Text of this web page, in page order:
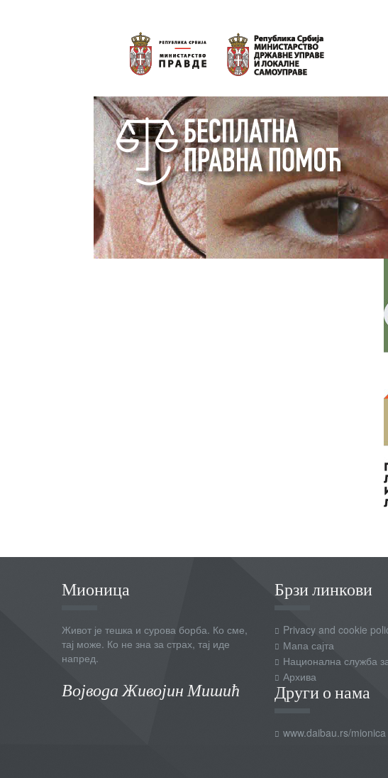
Мионица
Живот је тешка и сурова борба. Ко сме,
тај може. Ко не зна за страх, тај иде
напред.
Војвода Живојин Мишић
Брзи линкови
Privacy and cookie
Мапа сајта
Национална служба
Архива
Други о нама
www.daibau.rs/mionica